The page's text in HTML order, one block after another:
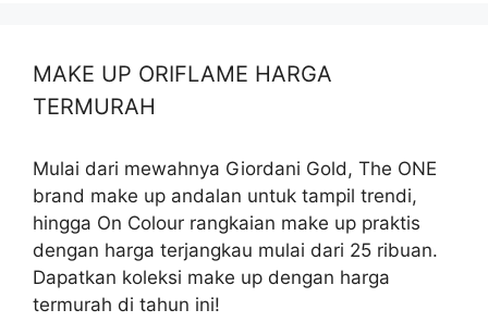
MAKE UP ORIFLAME HARGA
TERMURAH
Mulai dari mewahnya Giordani Gold, The ONE
brand make up andalan untuk tampil trendi,
hingga On Colour rangkaian make up praktis
dengan harga terjangkau mulai dari 25 ribuan.
Dapatkan koleksi make up dengan harga
termurah di tahun ini!